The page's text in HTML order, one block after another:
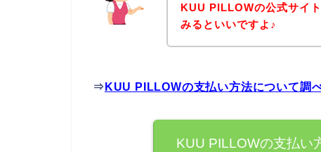
KUU PILLOWの公式サイ
みるといいですよ♪
⇒ KUU PILLOWの支払い方法について調
KUU PILLOWの支払い